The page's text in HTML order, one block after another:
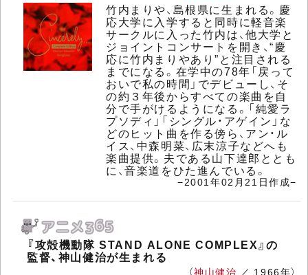
竹内まりや、島根県に生まれる。慶
応大学に入学すると同時に軽音楽
サークルに入った竹内は、他大学と
ジョイントコンサートを開き、“慶
応に竹内まりやあり”と注目される
までになる。在学中の78年「戻って
おいで私の時間」でデビューし、そ
の約３年後からすべての楽曲を自
分で手がけるようになる。「純愛ラ
プソディ」「シングル・アゲイン」な
どのヒット曲を作る傍ら、アン・ル
イス、中森明菜、広末涼子などへも
楽曲提供。夫である山下達郎ととも
に、音楽道をひた進んでいる。
−2001年02月21日作成−
『攻殻機動隊 STAND ALONE COMPLEX』の
監督、神山健治が生まれる
（神山健治 ／ 1966年）